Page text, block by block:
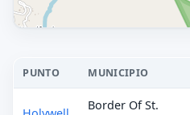
PUNTO MUNICIPIO
Border Of St.